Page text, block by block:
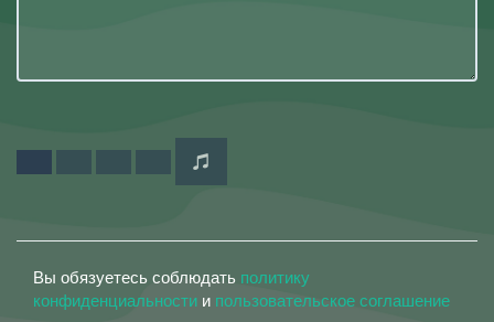
Вы обязуетесь соблюдать политику
конфиденциальности и пользовательское соглашение